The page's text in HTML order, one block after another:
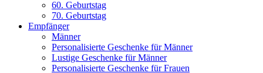
60. Geburtstag
70. Geburtstag
Empfänger
Männer
Personalisierte Geschenke für Männer
Lustige Geschenke für Männer
Personalisierte Geschenke für Frauen